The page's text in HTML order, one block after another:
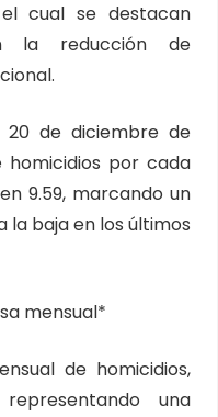
cual se destacan
la reducción de
20 de diciembre de
homicidios por cada
9.59, marcando un
baja en los últimos
mensual*
de homicidios,
una